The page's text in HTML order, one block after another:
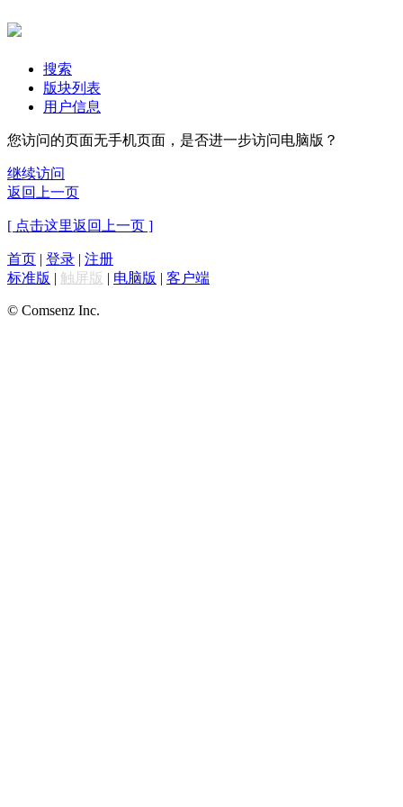
搜索
版块列表
用户信息
您访问的页面无手机页面，是否进一步访问电脑版？
继续访问
返回上一页
[ 点击这里返回上一页 ]
首页 | 登录 | 注册
标准版 | 触屏版 | 电脑版 | 客户端
© Comsenz Inc.